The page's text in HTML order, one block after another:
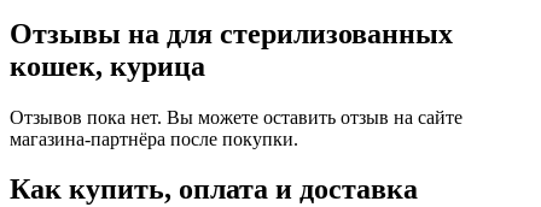
Отзывы на для стерилизованных
кошек, курица
Отзывов пока нет. Вы можете оставить отзыв на сайте
магазина-партнёра после покупки.
Как купить, оплата и доставка